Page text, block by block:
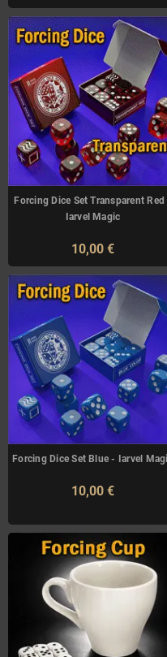
Forcing Dice Set Transparent Red
Iarvel Magic
10,00 €
Forcing Dice Set Blue - Iarvel
10,00 €